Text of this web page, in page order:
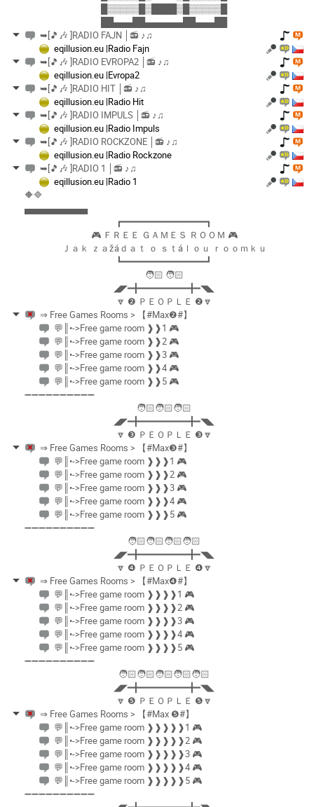
█▒▒▒▒▒█▒████▒█▒▒▒▒▒█
██▄▄▄██▄▄▄▄▄▄██▄▄▄██
➥[🎵🎶 ]RADIO FAJN │📻 ♪♫
eqillusion.eu |Radio Fajn
➥[🎵🎶 ]RADIO EVROPA2 │📻 ♪♫
eqillusion.eu |Evropa2
➥[🎵🎶 ]RADIO HIT │📻 ♪♫
eqillusion.eu |Radio Hit
➥[🎵🎶 ]RADIO IMPULS │📻 ♪♫
eqillusion.eu |Radio Impuls
➥[🎵🎶 ]RADIO ROCKZONE │📻 ♪♫
eqillusion.eu |Radio Rockzone
➥[🎵🎶 ]RADIO 1 │📻 ♪♫
eqillusion.eu |Radio 1
🔶🔷
▄▄▄▄▄▄▄▄▄▄
┏━━━━━━━━━━━━━━━┓
🎮 ＦＲＥＥ ＧＡＭＥＳ ＲＯＯＭ 🎮
Ｊａｋ ｚａžáｄａｔ ｏ ｓｔáｌｏｕ ｒｏｏｍｋｕ
┗━━━━━━━━━━━━━━━┛
🧑🏻 🧑🏻
◢◤━╋━━━━━━━━━╋━◥◣
🔽 ❷ ＰＥＯＰＬＥ ❷🔽
⇒ Free Games Rooms > 【#Max❷#】
💬║•->Free game room ❱❱1 🎮
💬║•->Free game room ❱❱2 🎮
💬║•->Free game room ❱❱3 🎮
💬║•->Free game room ❱❱4 🎮
💬║•->Free game room ❱❱5 🎮
➖➖➖➖➖➖➖➖➖➖
🧑🏻🧑🏻🧑🏻
◢◤━╋━━━━━━━━━╋━◥◣
🔽 ❸ ＰＥＯＰＬＥ ❸🔽
⇒ Free Games Rooms > 【#Max❸#】
💬║•->Free game room ❱❱❱1 🎮
💬║•->Free game room ❱❱❱2 🎮
💬║•->Free game room ❱❱❱3 🎮
💬║•->Free game room ❱❱❱4 🎮
💬║•->Free game room ❱❱❱5 🎮
➖➖➖➖➖➖➖➖➖➖
🧑🏻🧑🏻🧑🏻🧑🏻
◢◤━╋━━━━━━━━━╋━◥◣
🔽 ❹ ＰＥＯＰＬＥ ❹🔽
⇒ Free Games Rooms > 【#Max❹#】
💬║•->Free game room ❱❱❱❱1 🎮
💬║•->Free game room ❱❱❱❱2 🎮
💬║•->Free game room ❱❱❱❱3 🎮
💬║•->Free game room ❱❱❱❱4 🎮
💬║•->Free game room ❱❱❱❱5 🎮
➖➖➖➖➖➖➖➖➖➖
🧑🏻🧑🏻🧑🏻🧑🏻🧑🏻
◢◤━╋━━━━━━━━━╋━◥◣
🔽 ❺ ＰＥＯＰＬＥ ❺🔽
⇒ Free Games Rooms > 【#Max ❺#】
💬║•->Free game room ❱❱❱❱❱1 🎮
💬║•->Free game room ❱❱❱❱❱2 🎮
💬║•->Free game room ❱❱❱❱❱3 🎮
💬║•->Free game room ❱❱❱❱❱4 🎮
💬║•->Free game room ❱❱❱❱❱5 🎮
➖➖➖➖➖➖➖➖➖➖